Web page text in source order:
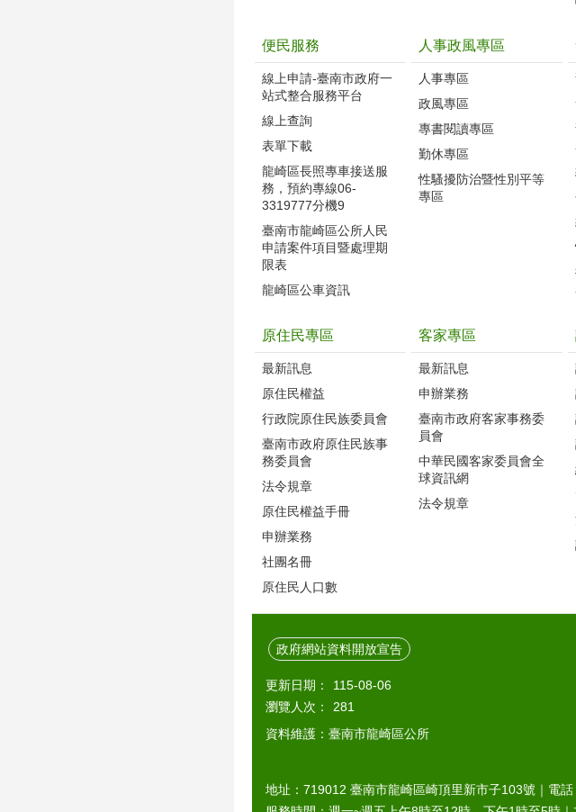
便民服務
線上申請-臺南市政府一
站式整合服務平台
線上查詢
表單下載
龍崎區長照專車接送服
務，預約專線06-
3319777分機9
臺南市龍崎區公所人民
申請案件項目暨處理期
限表
龍崎區公車資訊
人事政風專區
人事專區
政風專區
專書閱讀專區
勤休專區
性騷擾防治暨性別平等
專區
原住民專區
最新訊息
原住民權益
行政院原住民族委員會
臺南市政府原住民族事
務委員會
法令規章
原住民權益手冊
申辦業務
社團名冊
原住民人口數
客家專區
最新訊息
申辦業務
臺南市政府客家事務委
員會
中華民國客家委員會全
球資訊網
法令規章
政府網站資料開放宣告
更新日期：
115-08-06
瀏覽人次：
281
資料維護：臺南市龍崎區公所
地址：719012 臺南市龍崎區崎頂里新市子103號｜電